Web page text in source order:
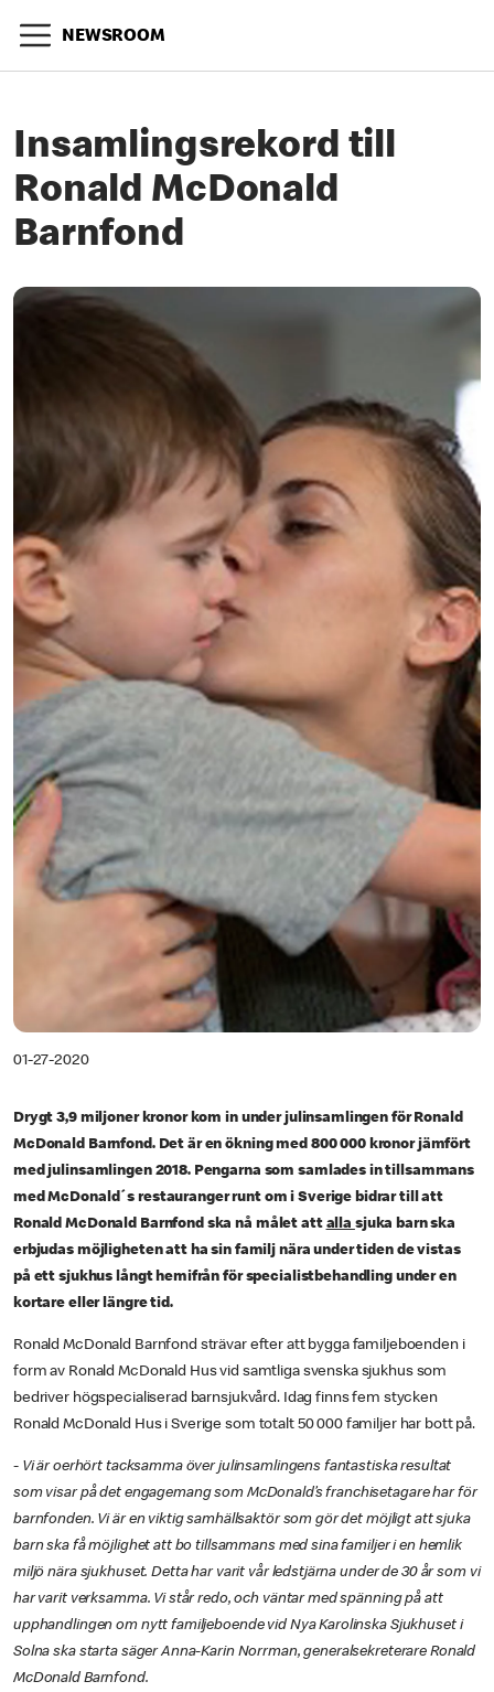
NEWSROOM
Insamlingsrekord till
Ronald McDonald
Barnfond
01-27-2020
Drygt 3,9 miljoner kronor kom in under julinsamlingen för Ronald
McDonald Barnfond. Det är en ökning med 800 000 kronor jämfört
med julinsamlingen 2018. Pengarna som samlades in tillsammans
med McDonald´s restauranger runt om i Sverige bidrar till att
Ronald McDonald Barnfond ska nå målet att alla sjuka barn ska
erbjudas möjligheten att ha sin familj nära under tiden de vistas
på ett sjukhus långt hemifrån för specialistbehandling under en
kortare eller längre tid.
Ronald McDonald Barnfond strävar efter att bygga familjeboenden i
form av Ronald McDonald Hus vid samtliga svenska sjukhus som
bedriver högspecialiserad barnsjukvård. Idag finns fem stycken
Ronald McDonald Hus i Sverige som totalt 50 000 familjer har bott på.
- Vi är oerhört tacksamma över julinsamlingens fantastiska resultat
som visar på det engagemang som McDonald’s franchisetagare har för
barnfonden. Vi är en viktig samhällsaktör som gör det möjligt att sjuka
barn ska få möjlighet att bo tillsammans med sina familjer i en hemlik
miljö nära sjukhuset. Detta har varit vår ledstjärna under de 30 år som vi
har varit verksamma. Vi står redo, och väntar med spänning på att
upphandlingen om nytt familjeboende vid Nya Karolinska Sjukhuset i
Solna ska starta säger Anna-Karin Norrman, generalsekreterare Ronald
McDonald Barnfond.